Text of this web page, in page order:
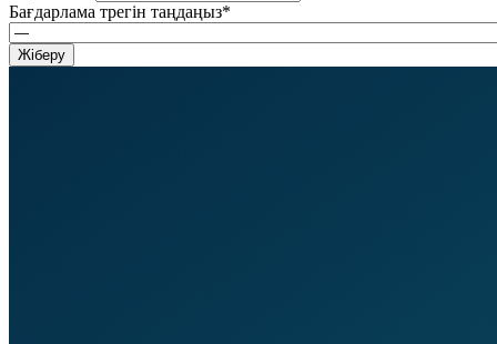
Бағдарлама трегін таңдаңыз*
Жіберу